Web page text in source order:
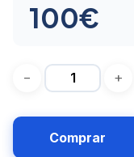
100€
Comprar